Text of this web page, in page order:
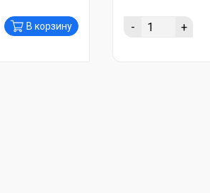
В корзину - +